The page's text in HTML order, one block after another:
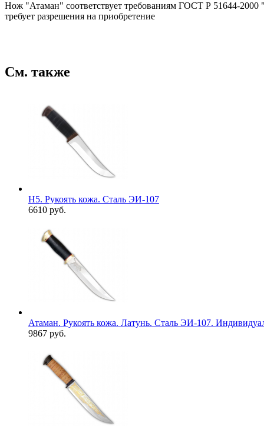
Нож "Атаман" соответствует требованиям ГОСТ Р 51644-
требует разрешения на приобретение
См. также
Н5. Рукоять кожа. Сталь ЭИ-107
6610 руб.
Атаман. Рукоять кожа. Латунь. Сталь ЭИ-107.
9867 руб.